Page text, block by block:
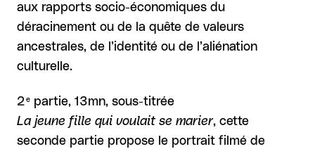
aux rapports socio-économiques du
déracinement ou de la quête de valeurs
ancestrales, de l’identité ou de l’aliénation
culturelle.
2e partie, 13mn, sous-titrée
La jeune fille qui voulait se marier, cette
seconde partie propose le portrait filmé de